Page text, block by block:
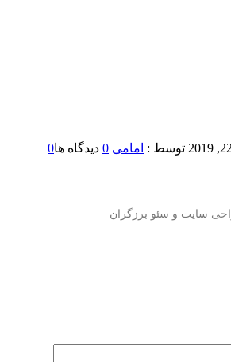
توسط : امامی 0 دیدگاه ها0